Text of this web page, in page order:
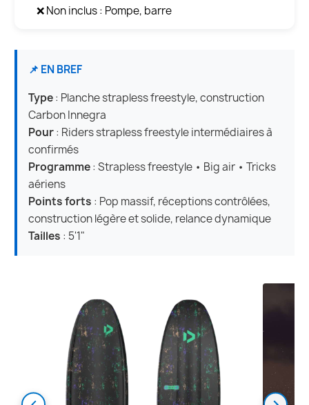
❌ Non inclus : Pompe, barre
📌 EN BREF
Type: Planche strapless freestyle, construction
Carbon Innegra
Pour: Riders strapless freestyle intermédiaires à
confirmés
Programme: Strapless freestyle • Big air • Tricks
aériens
Points forts : Pop massif, réceptions contrôlées,
construction légère et solide, relance dynamique
Tailles : 5'1"